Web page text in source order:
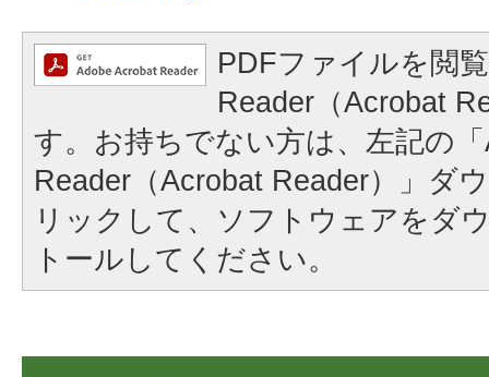
PDFファイルを閲
Reader（Acrobat
す。お持ちでない方は、左記の
Reader（Acrobat Reader）」ダ
リックして、ソフトウェアをダ
トールしてください。